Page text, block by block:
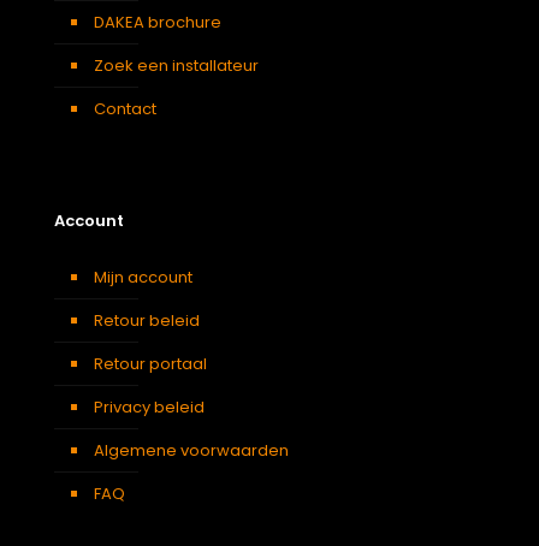
DAKEA brochure
Zoek een installateur
Contact
Account
Mijn account
Retour beleid
Retour portaal
Privacy beleid
Algemene voorwaarden
FAQ